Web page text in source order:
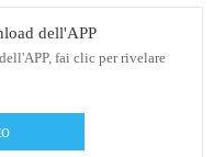
dell'APP
fai clic per rivelare